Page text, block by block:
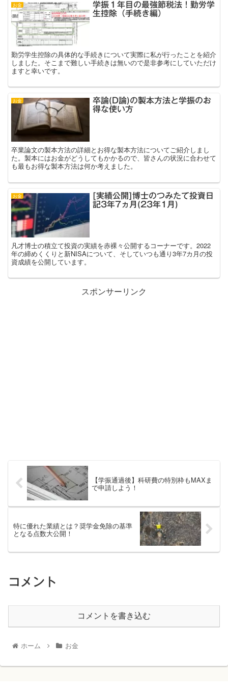
お金
学振１年目の最強節税法！勤労学
生控除（手続き編）
勤労学生控除の具体的な手続きについて実際に私が行ったことを紹介
しました。そこまで難しい手続きは無いので是非参考にしていただけ
ますと幸いです。
お金
卒論(D論)の製本方法と学振のお
得な使い方
卒業論文の製本方法の詳細とお得な製本方法についてご紹介しまし
た。製本にはお金がどうしてもかかるので、皆さんの状況に合わせて
も最もお得な製本方法は何か考えました。
お金
[実績公開]博士のつみたて投資日
記3年7ヵ月(23年1月)
凡才博士の積立て投資の実績を赤裸々公開するコーナーです。2022
年の締めくくりと新NISAについて、そしていつも通り3年7カ月の投
資成績を公開しています。
スポンサーリンク
【学振通過後】科研費の特別枠もMAXま
で申請しよう！
特に優れた業績とは？奨学金免除の基準
となる点数大公開！
コメント
コメントを書き込む
ホーム お金